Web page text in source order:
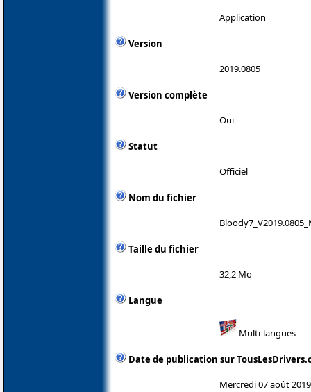
Application
Version
2019.0805
Version complète
Oui
Statut
Officiel
Nom du fichier
Taille du fichier
32,2 Mo
Langue
Multi-langues
Date de publication sur
Mercredi 07 août 2019